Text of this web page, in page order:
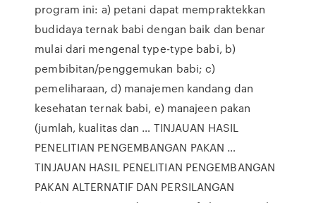
program ini: a) petani dapat mempraktekkan
budidaya ternak babi dengan baik dan benar
mulai dari mengenal type-type babi, b)
pembibitan/penggemukan babi; c)
pemeliharaan, d) manajemen kandang dan
kesehatan ternak babi, e) manajeen pakan
(jumlah, kualitas dan … TINJAUAN HASIL
PENELITIAN PENGEMBANGAN PAKAN …
TINJAUAN HASIL PENELITIAN PENGEMBANGAN
PAKAN ALTERNATIF DAN PERSILANGAN